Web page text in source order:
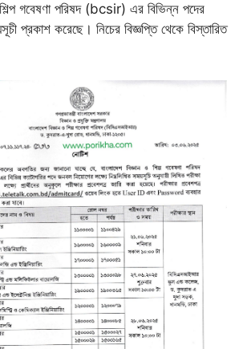
শিল্প গবেষণা পরিষদ (bcsir) এর বিভিন্ন পদের
প্রকাশ করেছে। নিচের বিজ্ঞপ্তি থেকে বিস্তারিত